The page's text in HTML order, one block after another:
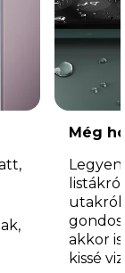
Még
akkor
kissé